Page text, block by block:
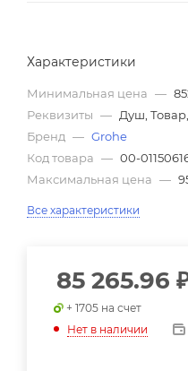
Характеристики
Минимальная цена —
Реквизиты — Душ,
Бренд — Grohe
Код товара — 00-
Максимальная цена —
Все характеристики
85 265.96
+ 1705 на счет
Нет в наличии